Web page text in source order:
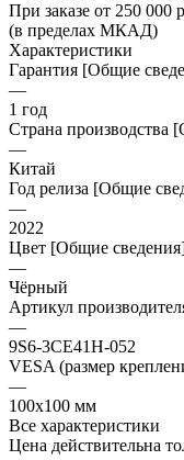
При заказе от 250 000
(в пределах МКАД)
Характеристики
Гарантия [Общие
—
1 год
Страна производства
—
Китай
Год релиза [Общие
—
2022
Цвет [Общие
—
Чёрный
Артикул
—
9S6-3CE41H-052
VESA (размер
—
100x100 мм
Все характеристики
Цена действительна